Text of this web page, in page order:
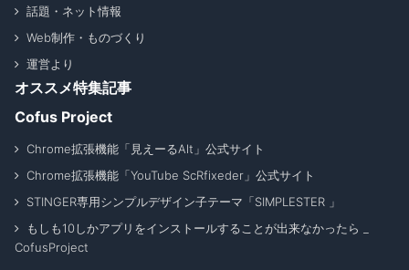
話題・ネット情報
Web制作・ものづくり
運営より
オススメ特集記事
Cofus Project
Chrome拡張機能「見えーるAlt」公式サイト
Chrome拡張機能「YouTube ScRfixeder」公式サイト
STINGER専用シンプルデザイン子テーマ「SIMPLESTER 」
もしも10しかアプリをインストールすることが出来なかったら _
CofusProject